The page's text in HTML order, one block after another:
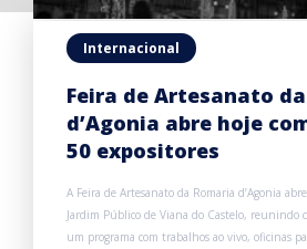
Internacional
Feira de Artesanato
d’Agonia abre hoje
50 expositores
A Feira de Artesanato da Romaria d’Agonia
Jardim Público de Viana do Castelo, reunindo
um programa com trabalhos ao vivo, oficinas